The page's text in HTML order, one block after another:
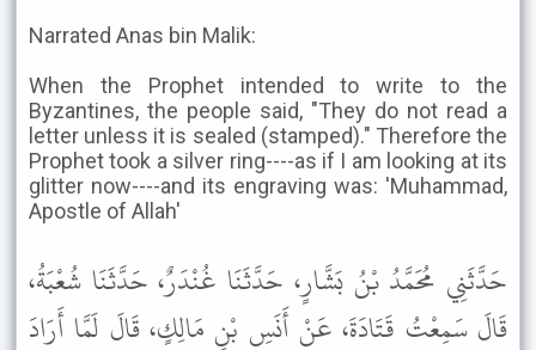
Narrated Anas bin Malik:
When the Prophet intended to write to the
Byzantines, the people said, "They do not read a
letter unless it is sealed (stamped)." Therefore the
Prophet took a silver ring----as if I am looking at its
glitter now----and its engraving was: 'Muhammad,
Apostle of Allah'
حَدَّثَنِي مُحَمَّدُ بْنُ بَشَّارٍ، حَدَّثَنَا غُنْدَرٌ، حَدَّثَنَا شُعْبَةُ،
قَالَ سَمِعْتُ قَتَادَةَ، عَنْ أَنَسِ بْنِ مَالِكٍ، قَالَ لَمَّا أَرَادَ